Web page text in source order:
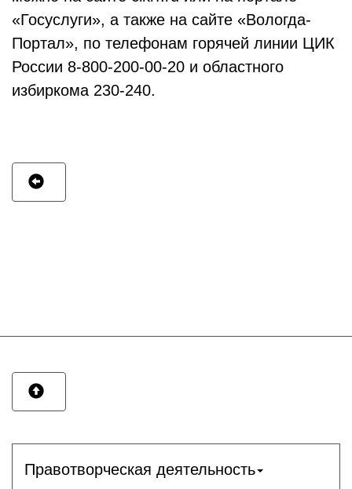
«Госуслуги», а также на сайте «Вологда-
Портал», по телефонам горячей линии ЦИК
России 8-800-200-00-20 и областного
избиркома 230-240.
Правотворческая деятельность